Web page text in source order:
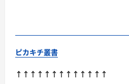
ピカキチ叢書
↑↑↑↑↑↑↑↑↑↑↑↑↑